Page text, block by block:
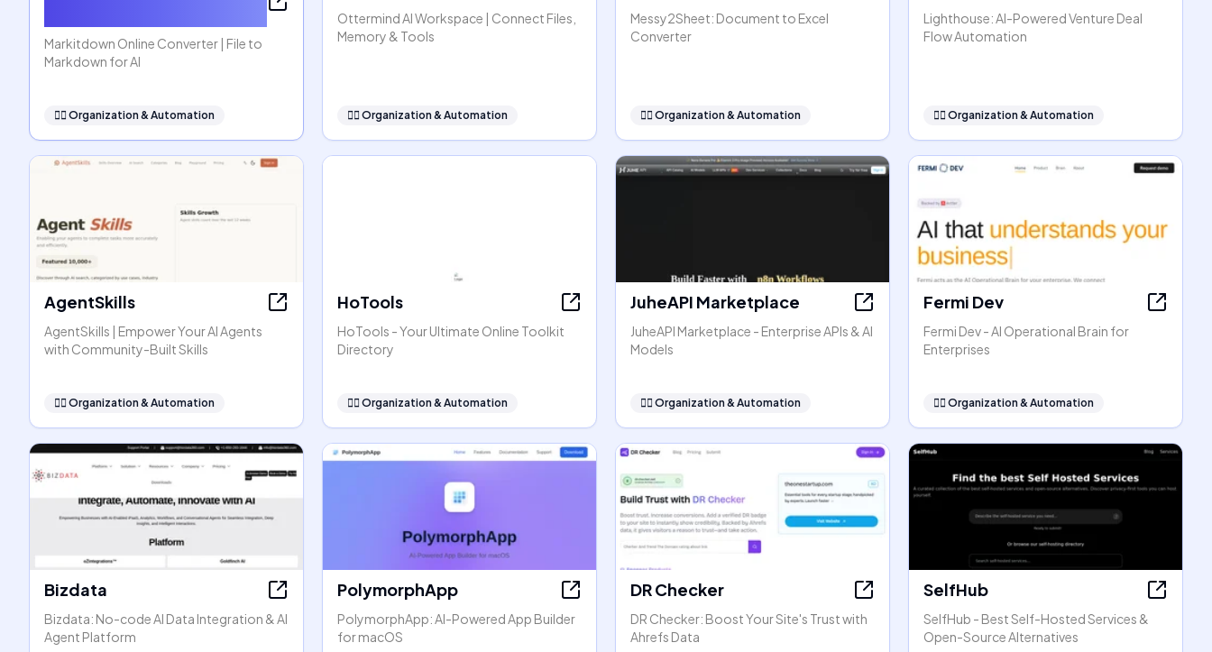
Markitdown Online Converter | File to
Markdown for AI
🧞‍♂️ Organization & Automation
Ottermind AI Workspace | Connect Files,
Memory & Tools
🧞‍♂️ Organization & Automation
Messy2Sheet: Document to Excel
Converter
🧞‍♂️ Organization & Automation
Lighthouse: AI-Powered Venture Deal
Flow Automation
🧞‍♂️ Organization & Automation
AgentSkills
AgentSkills | Empower Your AI Agents
with Community-Built Skills
🧞‍♂️ Organization & Automation
HoTools
HoTools - Your Ultimate Online Toolkit
Directory
🧞‍♂️ Organization & Automation
JuheAPI Marketplace
JuheAPI Marketplace - Enterprise APIs & AI
Models
🧞‍♂️ Organization & Automation
Fermi Dev
Fermi Dev - AI Operational Brain for
Enterprises
🧞‍♂️ Organization & Automation
Bizdata
Bizdata: No-code AI Data Integration & AI
Agent Platform
PolymorphApp
PolymorphApp: AI-Powered App Builder
for macOS
DR Checker
DR Checker: Boost Your Site's Trust with
Ahrefs Data
SelfHub
SelfHub - Best Self-Hosted Services &
Open-Source Alternatives